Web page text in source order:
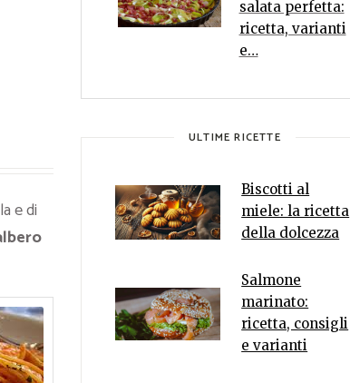
e di
salata perfetta:
ricetta, varianti
e…
ULTIME RICETTE
Biscotti al
miele: la ricetta
della dolcezza
Salmone
marinato:
ricetta, consigli
e varianti